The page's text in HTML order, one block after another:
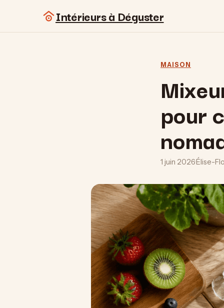
Intérieurs à Déguster
MAISON
pour
1 juin 2026·Élise-